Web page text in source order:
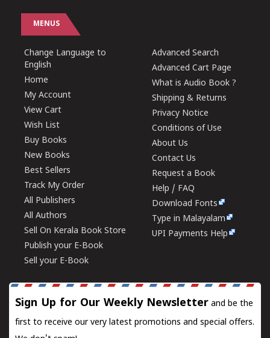
MENUS
Change Language to
English
Home
My Account
View Cart
Wish List
Buy Books
New Books
Best Sellers
Track My Order
All Publishers
All Authors
Sell On Kerala Book Store
Publish your E-Book
Sell your E-Book
Advanced Search
Advanced Cart Page
What is Audio Book ?
Shipping & Returns
Privacy Notice
Conditions of Use
About Us
Contact Us
Request a Book
Help / FAQ
Download Fonts
Type in Malayalam
UPI Payments Help
Sign Up for Our Weekly Newsletter and be the
first to receive our very latest promotions and special offers.